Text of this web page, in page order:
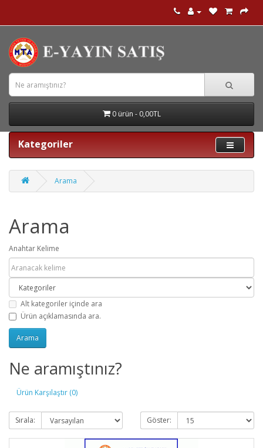
0 ürün - 0,00TL
Kategoriler
Arama
Arama
Anahtar Kelime
Alt kategoriler içinde ara
Ürün açıklamasında ara.
Ne aramıştınız?
Ürün Karşılaştır (0)
Sırala: Göster: